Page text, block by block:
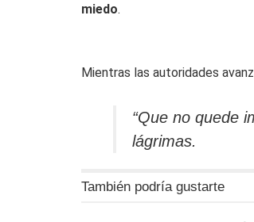
miedo.
Mientras las autoridades
“Que no quede
lágrimas.
También podría gustarte